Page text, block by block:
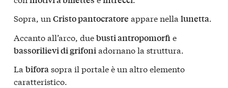
Sopra, un Cristo pantocratore appare nella lunetta.
Accanto all’arco, duebusti antropomorfie
bassorilievi di grifoniadornano la struttura.
La biforasopra il portale è un altro elemento
caratteristico.